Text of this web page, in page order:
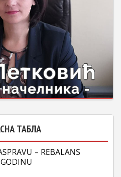
ТАБЛА
– REBALANS